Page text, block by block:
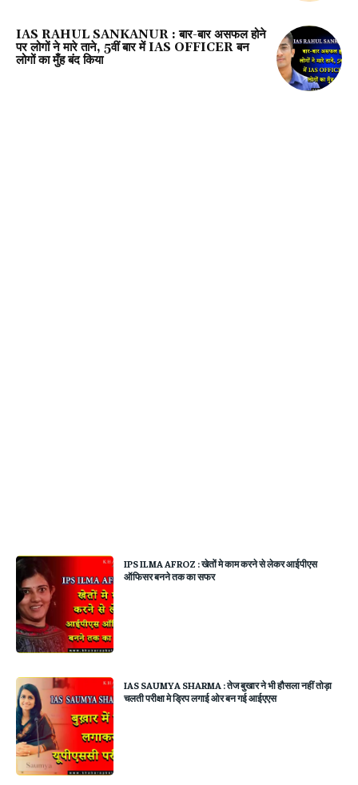
IPS ILMA AFROZ : खेतों मे काम करने से लेकर आईपीएस
ऑफिसर बनने तक का सफर
IAS SAUMYA SHARMA : तेज बुखार ने भी हौसला नहीं तोड़ा
चलती परीक्षा मे ड्रिप लगाई ओर बन गई आईएएस
IAS RAHUL SANKANUR : बार-बार असफल होने
पर लोगों ने मारे ताने, 5वीं बार में IAS OFFICER बन
लोगों का मुँह बंद किया